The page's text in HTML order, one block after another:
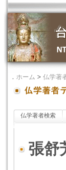
． ホーム > 仏学著
仏学著者検索
張舒